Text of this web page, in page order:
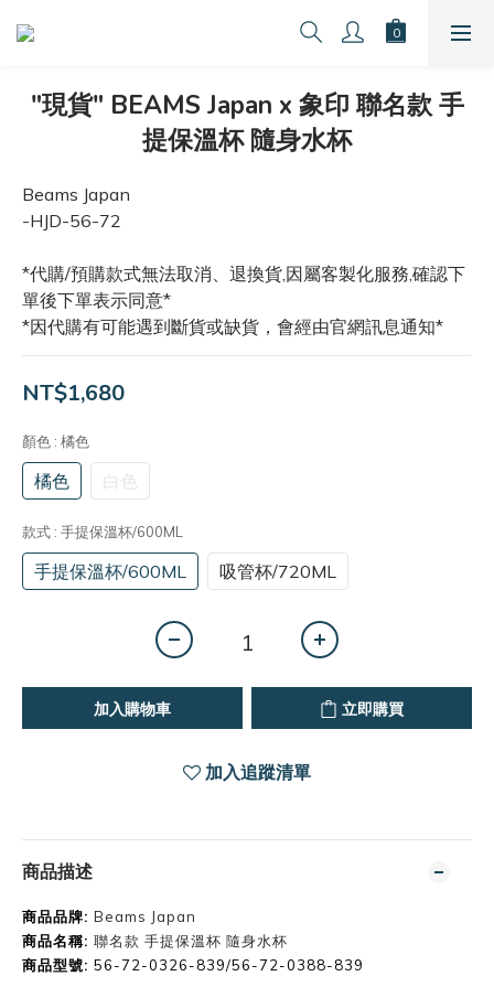
"現貨" BEAMS Japan x 象印 聯名款 手
提保溫杯 隨身水杯
Beams Japan
-HJD-56-72
*代購/預購款式無法取消、退換貨,因屬客製化服務,確認下
單後下單表示同意*
*因代購有可能遇到斷貨或缺貨，會經由官網訊息通知*
NT$1,680
顏色 : 橘色
橘色 白色
款式 : 手提保溫杯/600ML
手提保溫杯/600ML 吸管杯/720ML
加入購物車 立即購買
加入追蹤清單
商品描述
商品品牌: Beams Japan
商品名稱: 聯名款 手提保溫杯 隨身水杯
商品型號: 56-72-0326-839/56-72-0388-839